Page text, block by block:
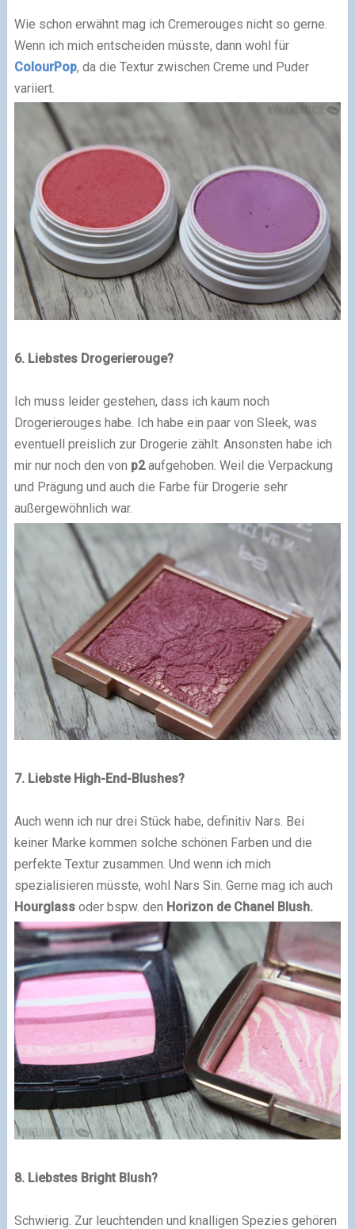
Wie schon erwähnt mag ich Cremerouges nicht so gerne.
Wenn ich mich entscheiden müsste, dann wohl für
ColourPop, da die Textur zwischen Creme und Puder
variiert.
6. Liebstes Drogerierouge?
Ich muss leider gestehen, dass ich kaum noch
Drogerierouges habe. Ich habe ein paar von Sleek, was
eventuell preislich zur Drogerie zählt. Ansonsten habe ich
mir nur noch den von p2aufgehoben. Weil die Verpackung
und Prägung und auch die Farbe für Drogerie sehr
außergewöhnlich war.
7. Liebste High-End-Blushes?
Auch wenn ich nur drei Stück habe, definitiv Nars. Bei
keiner Marke kommen solche schönen Farben und die
perfekte Textur zusammen. Und wenn ich mich
spezialisieren müsste, wohl Nars Sin. Gerne mag ich auch
Hourglass oder bspw. den Horizon de Chanel Blush.
8. Liebstes Bright Blush?
Schwierig. Zur leuchtenden und knalligen Spezies gehören